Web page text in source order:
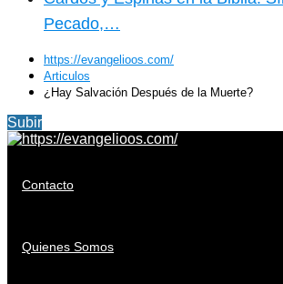
Pecado,…
https://evangelioos.com/
Articulos
¿Hay Salvación Después de la Muerte?
Subir
Contacto
Quienes Somos